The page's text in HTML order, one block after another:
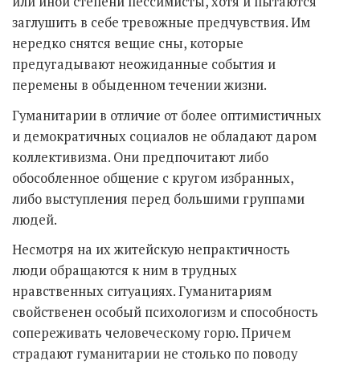
заглушить в себе тревожные предчувствия. Им
нередко снятся вещие сны, которые
предугадывают неожиданные события и
перемены в обыденном течении жизни.
Гуманитарии в отличие от более оптимистичных
и демократичных социалов не обладают даром
коллективизма. Они предпочитают либо
обособленное общение с кругом избранных,
либо выступления перед большими группами
людей.
Несмотря на их житейскую непрактичность
люди обращаются к ним в трудных
нравственных ситуациях. Гуманитариям
свойственен особый психологизм и способность
сопереживать человеческому горю. Причем
страдают гуманитарии не столько по поводу